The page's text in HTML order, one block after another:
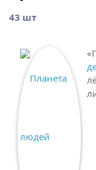
43 шт